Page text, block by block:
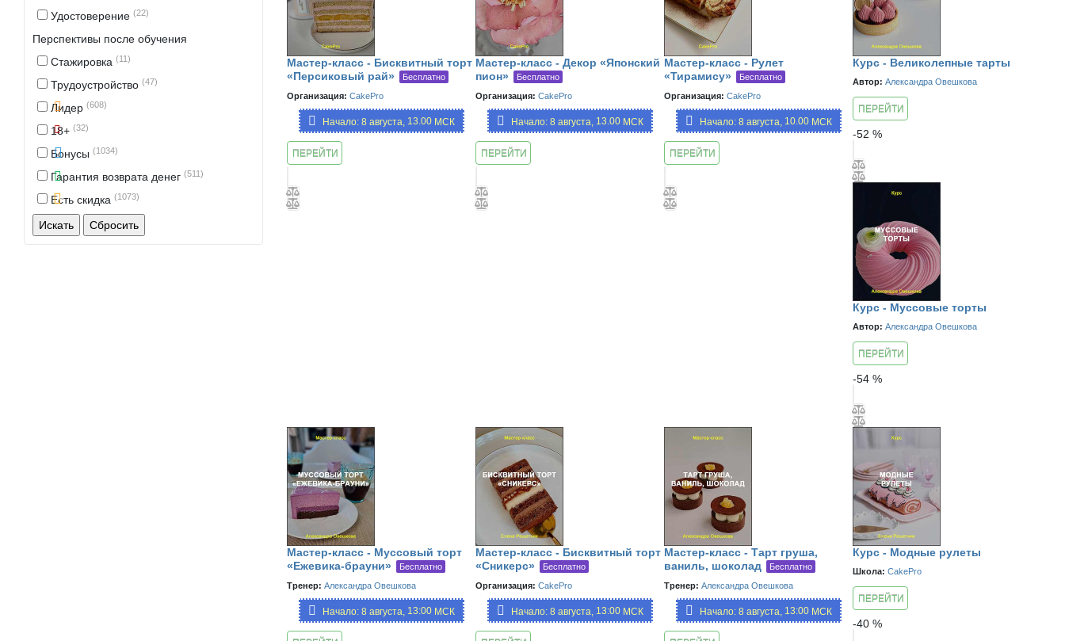
Удостоверение (22)
Перспективы после обучения
Стажировка (11)
Трудоустройство (47)
Лидер (608)
18+ (32)
Бонусы (1034)
Гарантия возврата денег (511)
Есть скидка (1073)
Мастер-класс - Бисквитный торт
«Персиковый рай»
Бесплатно
Организация: CakePro
Начало: 8 августа, 13.00,
19:00
МСК
ПЕРЕЙТИ
ЗАНЯТИЮ
Мастер-класс - Декор «Японский
пион»
Бесплатно
Организация: CakePro
Начало: 8 августа, 13.00,
19:00
МСК
ПЕРЕЙТИ
ЗАНЯТИЮ
Мастер-класс - Рулет
«Тирамису»
Бесплатно
Организация: CakePro
Начало: 8 августа, 10.00,
13:00,
МСК
ПЕРЕЙТИ
ЗАНЯТИЮ
Курс - Великолепные тарты
Автор: Александра Овешкова
ПЕРЕЙТИ
-52 %
Курс - Муссовые торты
Автор: Александра Овешкова
ПЕРЕЙТИ
-54 %
Мастер-класс - Муссовый торт
«Ежевика-брауни»
Бесплатно
Тренер: Александра Овешкова
Начало: 8 августа, 13:00,
19:00
МСК
Мастер-класс - Бисквитный торт
«Сникерс»
Бесплатно
Организация: CakePro
Начало: 8 августа, 13:00,
19:00
МСК
Мастер-класс - Тарт груша,
ваниль, шоколад
Бесплатно
Тренер: Александра Овешкова
Начало: 8 августа, 13:00,
19:00
МСК
Курс - Модные рулеты
Школа: CakePro
ПЕРЕЙТИ
-40 %